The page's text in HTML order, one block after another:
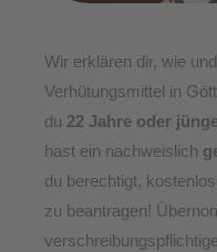
Wir erklären dir, wie
Verhütungsmittel in
du 22 Jahre oder
hast ein nachweislich
du berechtigt,
zu beantragen!